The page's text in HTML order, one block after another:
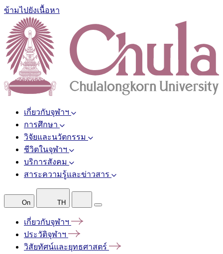
ข้ามไปยังเนื้อหา
เกี่ยวกับจุฬาฯ
การศึกษา
วิจัยและนวัตกรรม
ชีวิตในจุฬาฯ
บริการสังคม
สาระความรู้และข่าวสาร
On TH
เกี่ยวกับจุฬาฯ
ประวัติจุฬาฯ
วิสัยทัศน์และยุทธศาสตร์